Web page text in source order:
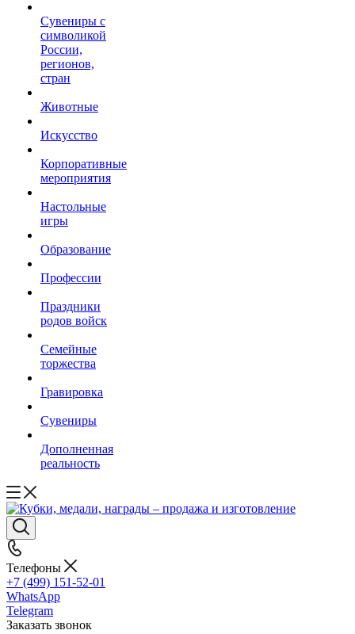
Сувениры с
символикой
России,
регионов,
стран
Животные
Искусство
Корпоративные
мероприятия
Настольные
игры
Образование
Профессии
Праздники
родов войск
Семейные
торжества
Гравировка
Сувениры
Дополненная
реальность
Телефоны
+7 (499) 151-52-01
WhatsApp
Telegram
Заказать звонок